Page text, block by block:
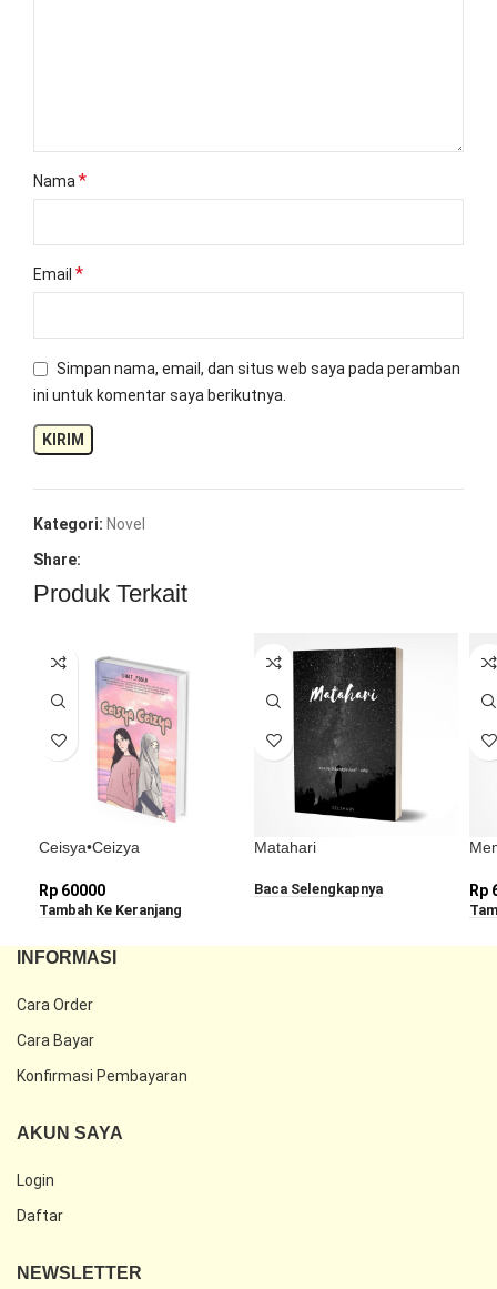
Nama *
Email *
Simpan nama, email, dan situs web saya pada peramban
ini untuk komentar saya berikutnya.
Kategori: Novel
Share:
Produk Terkait
Ceisya•Ceizya
Rp 60000
Tambah Ke Keranjang
Matahari
Baca Selengkapnya Rp
INFORMASI
Cara Order
Cara Bayar
Konfirmasi Pembayaran
AKUN SAYA
Login
Daftar
NEWSLETTER